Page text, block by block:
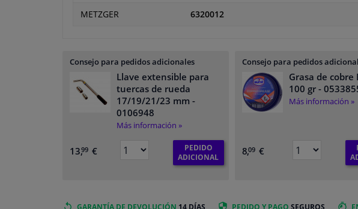
METZGER 6320012
Consejo para pedidos adicionales
Llave extensible para
tuercas de rueda
17/19/21/23 mm -
0106948
Más información »
13,99 €
PEDIDO
ADICIONAL
Consejo para pedidos
Grasa de cobre
100 gr-
Más información »
8,09 €
GARANTÍA DE DEVOLUCIÓN 14 DÍAS PEDIDO Y PAGO SEGUROS